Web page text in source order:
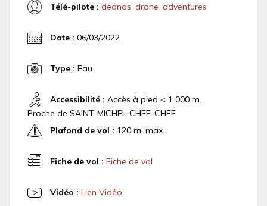
Télé-pilote : deanos_drone_adventures
Date : 06/03/2022
Type : Eau
Accessibilité : Accès à pied < 1 000 m.
Proche de SAINT-MICHEL-CHEF-CHEF
Plafond de vol : 120 m. max.
Fiche de vol : Fiche de vol
Vidéo : Lien Vidéo